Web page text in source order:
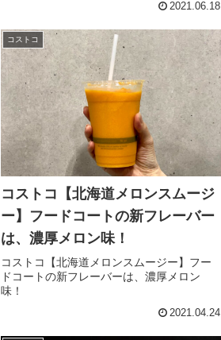
2021.06.18
コストコ
コストコ【北海道メロンスムージ
ー】フードコートの新フレーバー
は、濃厚メロン味！
コストコ【北海道メロンスムージー】フー
ドコートの新フレーバーは、濃厚メロン
味！
2021.04.24